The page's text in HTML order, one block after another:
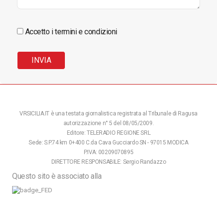
Accetto i termini e condizioni
VRSICILIA.IT è una testata giornalistica registrata al Tribunale di Ragusa
autorizzazione n° 5 del 08/05/2009.
Editore: TELERADIO REGIONE SRL
Sede: S.P.74 km 0+400 C.da Cava Gucciardo SN - 97015 MODICA
P.IVA: 00209070895
DIRETTORE RESPONSABILE: Sergio Randazzo
Questo sito è associato alla